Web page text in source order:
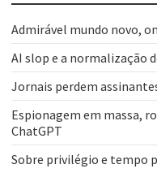
Admirável mundo novo,
AI slop e a normalização
Jornais perdem
Espionagem em massa,
ChatGPT
Sobre privilégio e tempo